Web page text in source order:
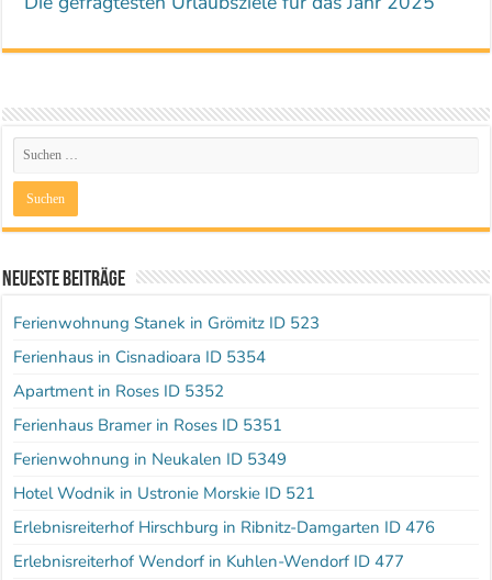
Neueste Beiträge
Ferienwohnung Stanek in Grömitz ID 523
Ferienhaus in Cisnadioara ID 5354
Apartment in Roses ID 5352
Ferienhaus Bramer in Roses ID 5351
Ferienwohnung in Neukalen ID 5349
Hotel Wodnik in Ustronie Morskie ID 521
Erlebnisreiterhof Hirschburg in Ribnitz-Damgarten ID 476
Erlebnisreiterhof Wendorf in Kuhlen-Wendorf ID 477